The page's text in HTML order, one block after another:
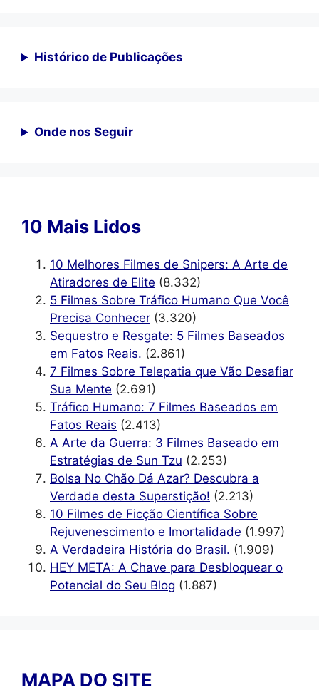
Histórico de Publicações
Onde nos Seguir
10 Mais Lidos
10 Melhores Filmes de Snipers: A Arte de
Atiradores de Elite (8.332)
5 Filmes Sobre Tráfico Humano Que Você
Precisa Conhecer (3.320)
Sequestro e Resgate: 5 Filmes Baseados
em Fatos Reais. (2.861)
7 Filmes Sobre Telepatia que Vão Desafiar
Sua Mente (2.691)
Tráfico Humano: 7 Filmes Baseados em
Fatos Reais (2.413)
A Arte da Guerra: 3 Filmes Baseado em
Estratégias de Sun Tzu (2.253)
Bolsa No Chão Dá Azar? Descubra a
Verdade desta Superstição! (2.213)
10 Filmes de Ficção Científica Sobre
Rejuvenescimento e Imortalidade (1.997)
A Verdadeira História do Brasil. (1.909)
HEY META: A Chave para Desbloquear o
Potencial do Seu Blog (1.887)
MAPA DO SITE